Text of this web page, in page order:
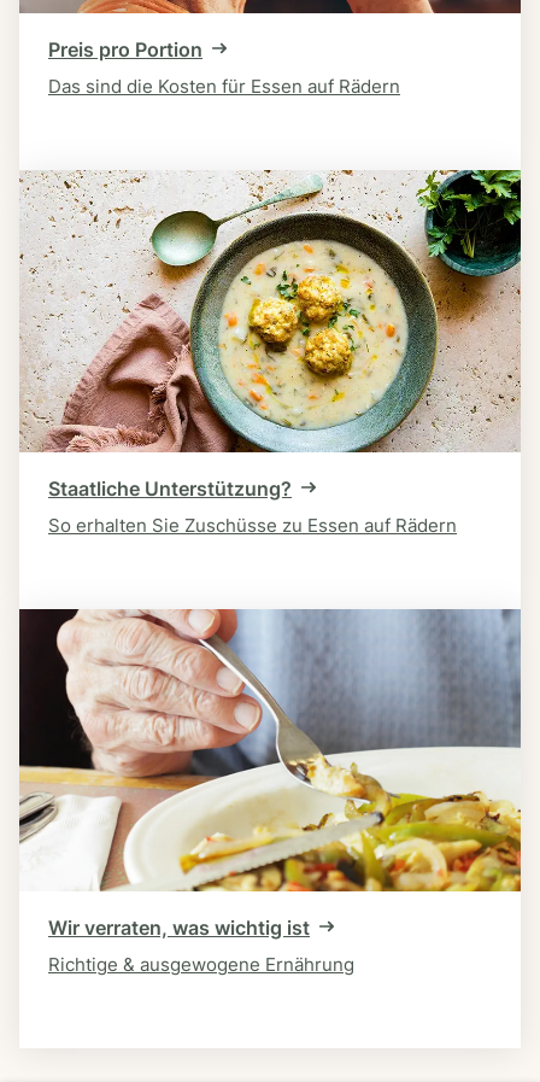
Preis pro Portion
Das sind die Kosten für Essen auf Rädern
Staatliche Unterstützung?
So erhalten Sie Zuschüsse zu Essen auf Rädern
Wir verraten, was wichtig ist
Richtige & ausgewogene Ernährung